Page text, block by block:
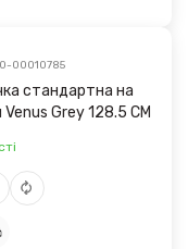
00010785
стандартна на
Venus Grey 128.5 CM